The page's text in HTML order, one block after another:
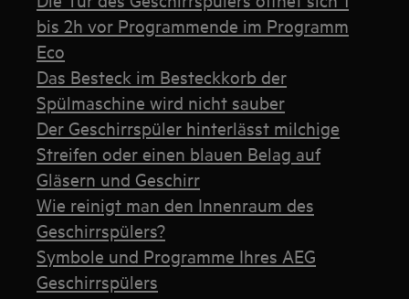
bis 2h vor Programmende im Programm
Eco
Das Besteck im Besteckkorb der
Spülmaschine wird nicht sauber
Der Geschirrspüler hinterlässt milchige
Streifen oder einen blauen Belag auf
Gläsern und Geschirr
Wie reinigt man den Innenraum des
Geschirrspülers?
Symbole und Programme Ihres AEG
Geschirrspülers